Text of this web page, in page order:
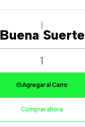
Buena Suerte
Agregar al Carro
Comprar ahora